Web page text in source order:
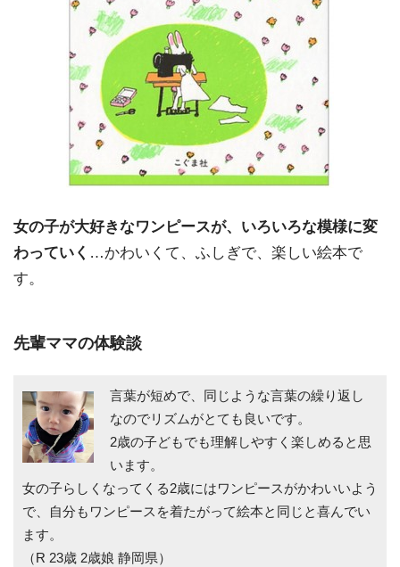
女の子が大好きなワンピースが、いろいろな模様に変
わっていく …かわいくて、ふしぎで、楽しい絵本で
す。
先輩ママの体験談
言葉が短めで、同じような言葉の繰り返し
なのでリズムがとても良いです。
2歳の子どもでも理解しやすく楽しめると思
います。
女の子らしくなってくる2歳にはワンピースがかわいいよう
で、自分もワンピースを着たがって絵本と同じと喜んでい
ます。
（R 23歳 2歳娘 静岡県）